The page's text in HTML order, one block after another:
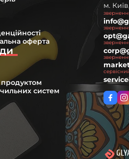
оферта
продуктом
систем
м.